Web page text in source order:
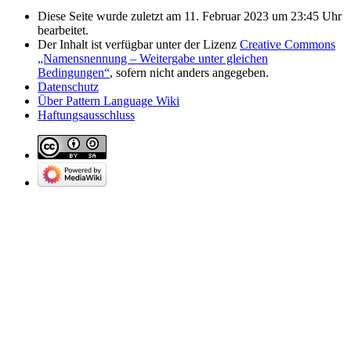
Diese Seite wurde zuletzt am 11. Februar 2023 um 23:45 Uhr
bearbeitet.
Der Inhalt ist verfügbar unter der Lizenz Creative Commons
„Namensnennung – Weitergabe unter gleichen
Bedingungen“, sofern nicht anders angegeben.
Datenschutz
Über Pattern Language Wiki
Haftungsausschluss